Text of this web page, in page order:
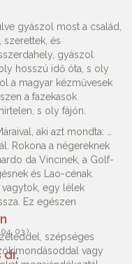
gyászol most a család,
szerettek, és
gyászol
hosszú idő óta, s oly
a magyar kézművesek
a fazekasok
s oly fájón.
aki azt mondta: …
Rokona a négereknek
da Vincinek, a Golf-
és Lao-cénak.
egy lélek
Ez egészen
szépséges
vagy
03.)
dr.